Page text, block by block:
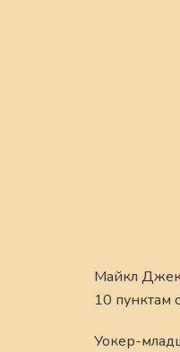
Майкл
10 пунктам
Уокер-